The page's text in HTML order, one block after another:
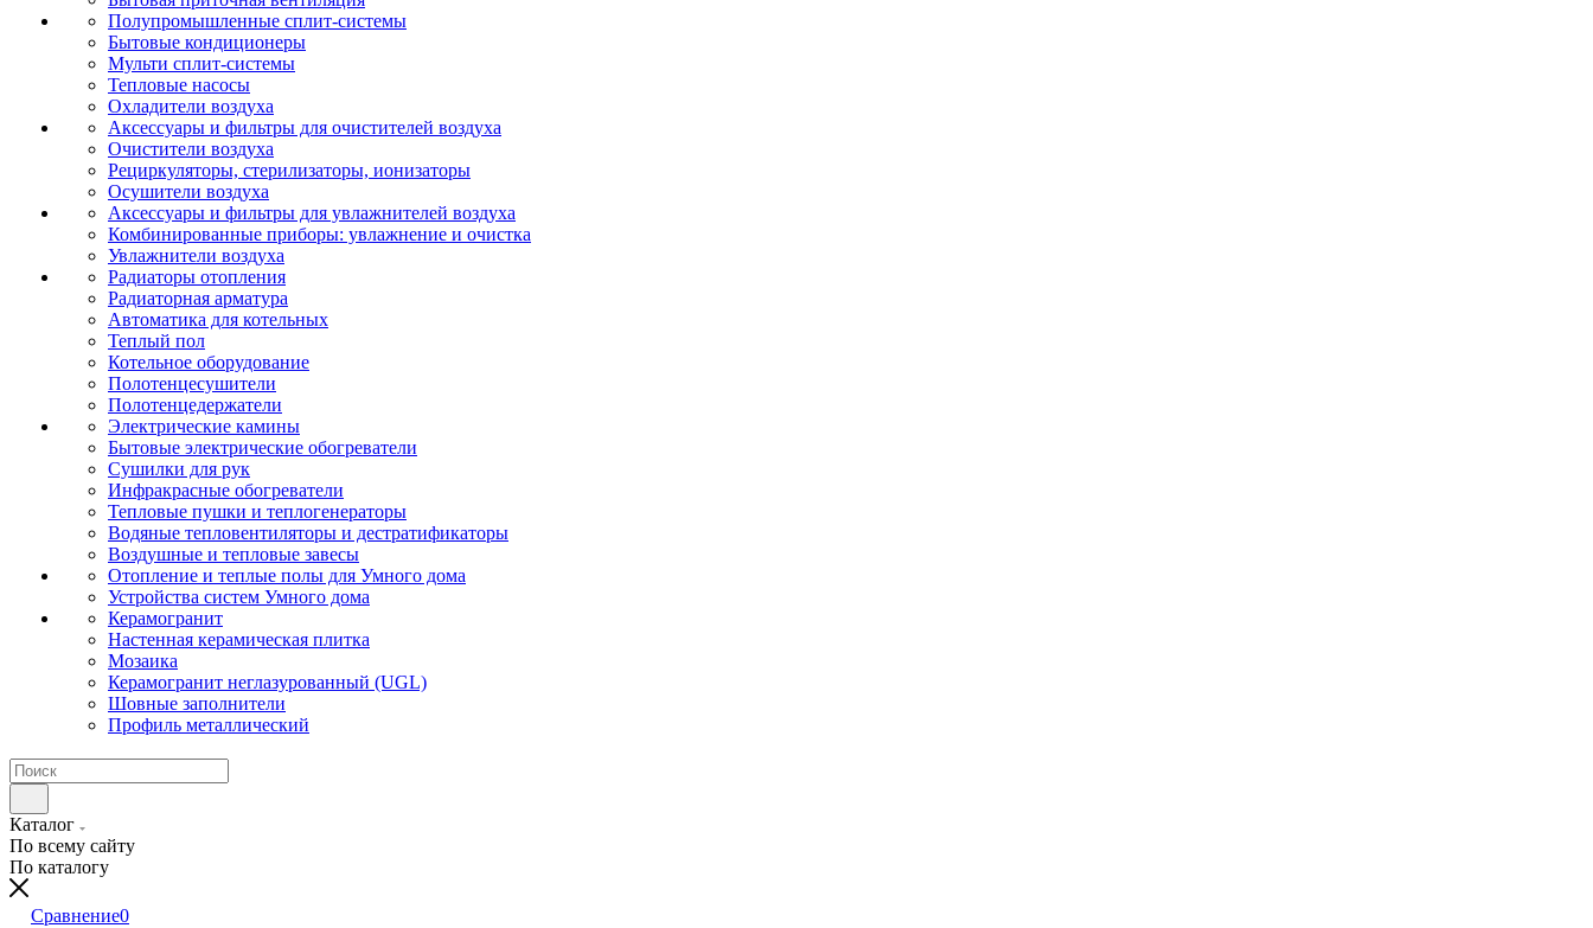
Полупромышленные сплит-системы
Бытовые кондиционеры
Мульти сплит-системы
Тепловые насосы
Охладители воздуха
Аксессуары и фильтры для очистителей воздуха
Очистители воздуха
Рециркуляторы, стерилизаторы, ионизаторы
Осушители воздуха
Аксессуары и фильтры для увлажнителей воздуха
Комбинированные приборы: увлажнение и очистка
Увлажнители воздуха
Радиаторы отопления
Радиаторная арматура
Автоматика для котельных
Теплый пол
Котельное оборудование
Полотенцесушители
Полотенцедержатели
Электрические камины
Бытовые электрические обогреватели
Сушилки для рук
Инфракрасные обогреватели
Тепловые пушки и теплогенераторы
Водяные тепловентиляторы и дестратификаторы
Воздушные и тепловые завесы
Отопление и теплые полы для Умного дома
Устройства систем Умного дома
Керамогранит
Настенная керамическая плитка
Мозаика
Керамогранит неглазурованный (UGL)
Шовные заполнители
Профиль металлический
Каталог
По всему сайту
По каталогу
Сравнение0